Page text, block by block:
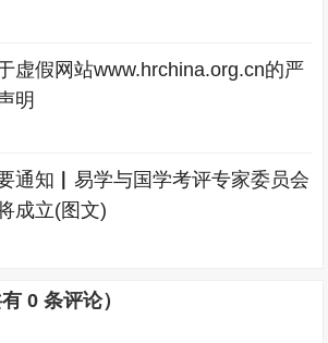
虚假网站www.hrchina.org.cn的严
明
通知▏易学与国学考评专家委员会
成立(图文)
有0 条评论）